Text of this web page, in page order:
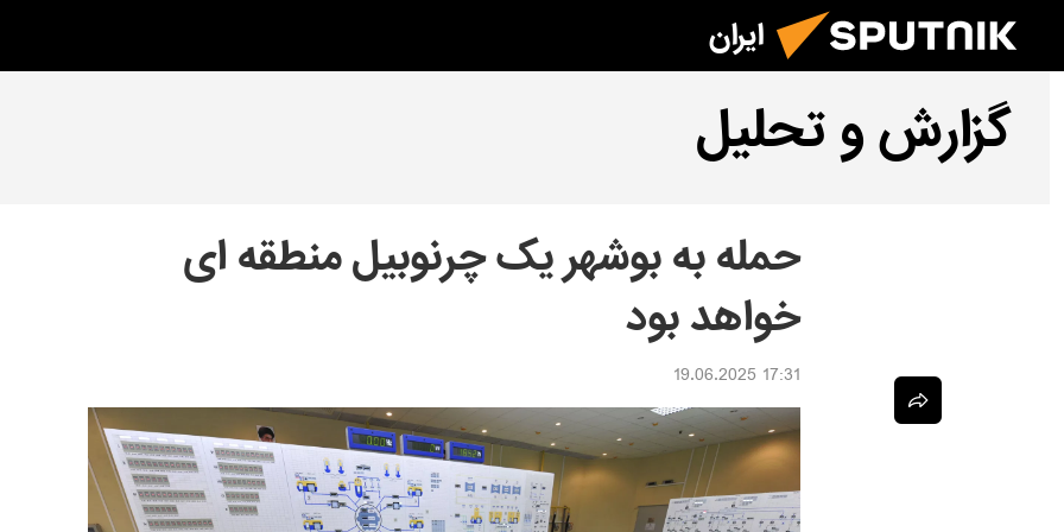
ایران
گزارش و تحلیل
حمله به بوشهر یک چرنوبیل منطقه ای
خواهد بود
17:31 19.06.2025